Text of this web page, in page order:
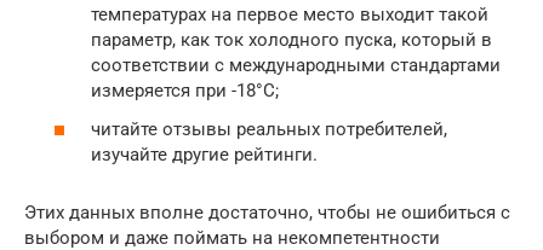
температурах на первое место выходит такой
параметр, как ток холодного пуска, который в
соответствии с международными стандартами
измеряется при -18°С;
читайте отзывы реальных потребителей,
изучайте другие рейтинги.
Этих данных вполне достаточно, чтобы не ошибиться с
выбором и даже поймать на некомпетентности